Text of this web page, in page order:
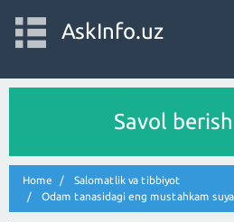
AskInfo.uz
Savol berish
Home
Salomatlik va tibbiyot
Odam tanasidagi eng mustahkam